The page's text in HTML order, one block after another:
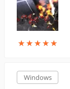
★★★★★
★★★★★
Windows